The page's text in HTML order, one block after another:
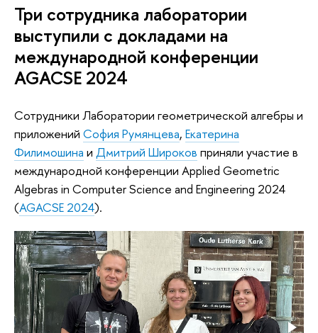
Три сотрудника лаборатории
выступили с докладами на
международной конференции
AGACSE 2024
Сотрудники Лаборатории геометрической алгебры и
приложений София Румянцева, Екатерина
Филимошина и Дмитрий Широков приняли участие в
международной конференции Applied Geometric
Algebras in Computer Science and Engineering 2024
(AGACSE 2024).